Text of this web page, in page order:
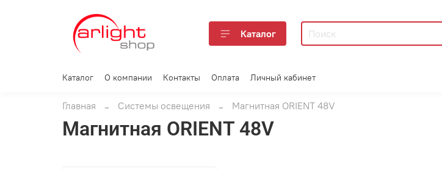
Каталог
Каталог О компании Контакты Оплата Личный кабинет
Главная Системы освещения Магнитная ORIENT 48V
Магнитная ORIENT 48V